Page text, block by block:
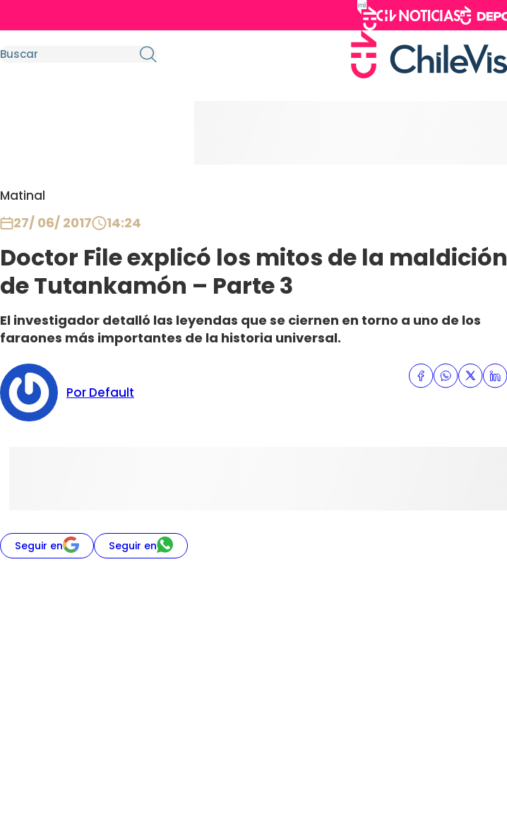
Matinal
27/ 06/ 2017 14:24
Doctor File explicó los mitos de la maldición
de Tutankamón – Parte 3
El investigador detalló las leyendas que se ciernen en torno a uno de los
faraones más importantes de la historia universal.
Por Default
Seguir en Seguir en